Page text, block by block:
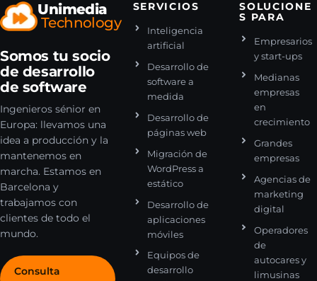
Unimedia
Technology
Somos tu socio
de desarrollo
de software
Ingenieros sénior en
Europa: llevamos una
idea a producción y la
mantenemos en
marcha. Estamos en
Barcelona y
trabajamos con
clientes de todo el
mundo.
Consulta
SERVICIOS
Inteligencia
artificial
Desarrollo de
software a
medida
Desarrollo de
páginas web
Migración de
WordPress a
estático
Desarrollo de
aplicaciones
móviles
Equipos de
desarrollo
SOLUCIONE
S PARA
Empresarios
y start-ups
Medianas
empresas
en
crecimiento
Grandes
empresas
Agencias de
marketing
digital
Operadores
de
autocares y
limusinas